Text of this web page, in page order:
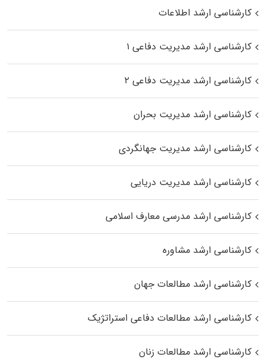
کارشناسی ارشد اطلاعات
کارشناسی ارشد مدیریت دفاعی ۱
کارشناسی ارشد مدیریت دفاعی ۲
کارشناسی ارشد مدیریت بحران
کارشناسی ارشد مدیریت جهانگردی
کارشناسی ارشد مدیریت دریایی
کارشناسی ارشد مدرسی معارف اسلامی
کارشناسی ارشد مشاوره
کارشناسی ارشد مطالعات جهان
کارشناسی ارشد مطالعات دفاعی استراتژیک
کارشناسی ارشد مطالعات زنان